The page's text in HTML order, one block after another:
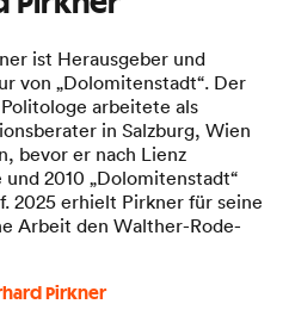
ist Herausgeber und
von „Dolomitenstadt“. Der
arbeitete als
in Salzburg, Wien
bevor er nach Lienz
2010 „Dolomitenstadt“
2025 erhielt Pirkner für seine
Arbeit den Walther-Rode-
Pirkner